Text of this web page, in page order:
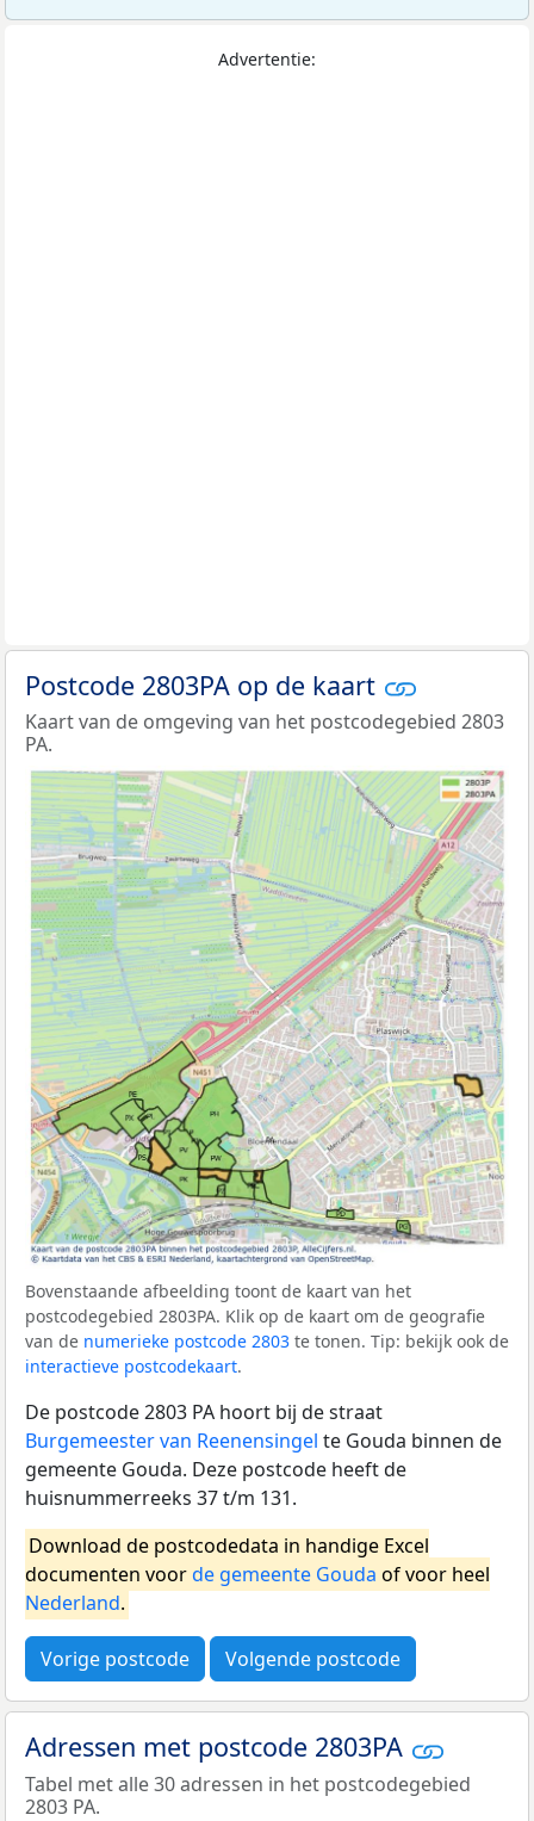
Advertentie:
Postcode 2803PA op de kaart
Kaart van de omgeving van het postcodegebied 2803
PA.
Bovenstaande afbeelding toont de kaart van het
postcodegebied 2803PA. Klik op de kaart om de geografie
van de numerieke postcode 2803 te tonen. Tip: bekijk ook de
interactieve postcodekaart.
De postcode 2803 PA hoort bij de straat
Burgemeester van Reenensingel te Gouda binnen de
gemeente Gouda. Deze postcode heeft de
huisnummerreeks 37 t/m 131.
Download de postcodedata in handige Excel
documenten voorde gemeente Gouda of voor heel
Nederland.
Vorige postcode Volgende postcode
Adressen met postcode 2803PA
Tabel met alle 30 adressen in het postcodegebied
2803 PA.